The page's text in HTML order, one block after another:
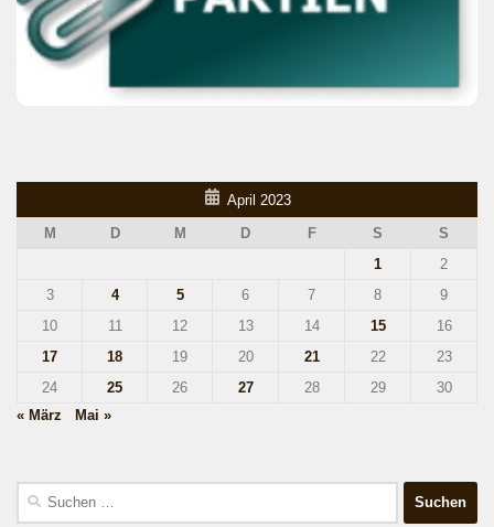
April 2023
M
D M D F S
S
1
2
3
4 5 6 7 8
9
10
11 12 13 14 15
16
17
18 19 20 21 22
23
24
25 26 27 28 29
30
« März
Mai »
Suchen